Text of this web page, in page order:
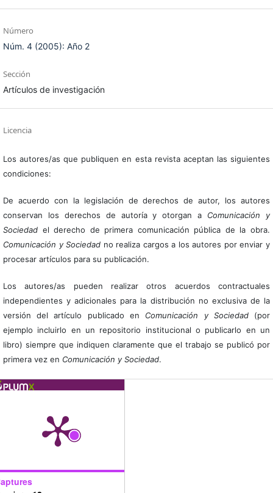
Número
Núm. 4 (2005): Año 2
Sección
Artículos de investigación
Licencia
Los autores/as que publiquen en esta revista aceptan las siguientes
condiciones:
De acuerdo con la legislación de derechos de autor, los autores
conservan los derechos de autoría y otorgan a Comunicación y
Sociedadel derecho de primera comunicación pública de la obra.
Comunicación y Sociedad no realiza cargos a los autores por enviar y
procesar artículos para su publicación.
Los autores/as pueden realizar otros acuerdos contractuales
independientes y adicionales para la distribución no exclusiva de la
versión del artículo publicado en Comunicación y Sociedad(por
ejemplo incluirlo en un repositorio institucional o publicarlo en un
libro) siempre que indiquen claramente que el trabajo se publicó por
primera vez en Comunicación y Sociedad.